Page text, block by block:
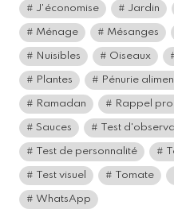
J'économise Jardin
Ménage Mésanges
Nuisibles Oiseaux
Plantes Pénurie
Ramadan Rappel
Sauces Test
Test de personnalité
Test visuel Tomate
WhatsApp